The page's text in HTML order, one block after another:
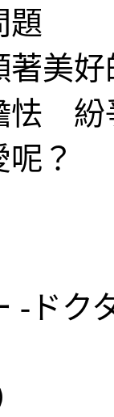
題
著美
怯 紛
？
-ドク